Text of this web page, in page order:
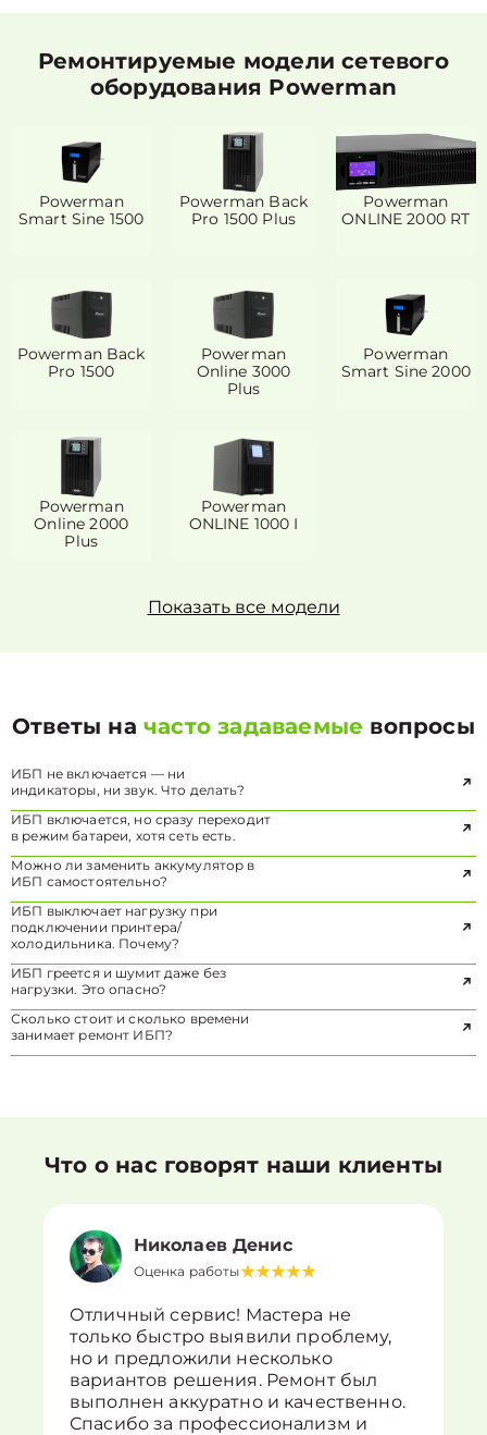
Ремонтируемые модели сетевого
оборудования Powerman
Powerman
Smart Sine 1500
Powerman Back
Pro 1500 Plus
Powerman
ONLINE 2000 RT
Powerman Back
Pro 1500
Powerman
Online 3000
Plus
Powerman
Smart Sine 2000
Powerman
Online 2000
Plus
Powerman
ONLINE 1000 I
Показать все модели
Ответы начасто задаваемые вопросы
ИБП не включается — ни
индикаторы, ни звук. Что делать?
ИБП включается, но сразу переходит
в режим батареи, хотя сеть есть.
Можно ли заменить аккумулятор в
ИБП самостоятельно?
ИБП выключает нагрузку при
подключении принтера/
холодильника. Почему?
ИБП греется и шумит даже без
нагрузки. Это опасно?
Сколько стоит и сколько времени
занимает ремонт ИБП?
Что о нас говорят наши клиенты
Николаев Денис
Оценка работы
Отличный сервис! Мастера не
только быстро выявили проблему,
но и предложили несколько
вариантов решения. Ремонт был
выполнен аккуратно и качественно.
Спасибо за профессионализм и